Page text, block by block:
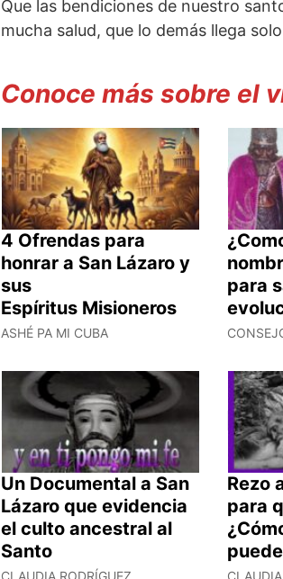
Que las bendiciones de nuestro
mucha salud, que lo demás llega
Conoce más sobre el
4 Ofrendas para
honrar a San Lázaro y
sus
Espíritus Misioneros
ASHÉ PA MI CUBA
para
Un Documental a San
Lázaro que evidencia
el culto ancestral al
Santo
CLAUDIA RODRÍGUEZ
Rezo
para